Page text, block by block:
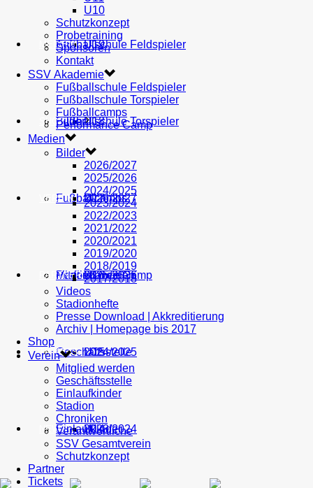
AH U19
U18
U17
U16
U15
U14
Fußballschule Feldspieler
Fußballschule Torspieler
Fußballcamps
Performance Camp
MEDIEN
Bilder
2026/2027
2025/2026
2024/2025
2023/2024
SHOP
VEREIN
Mitglied werden
Geschäftsstelle
Einlaufkinder
PARTNER
TICKETS
NEWS
U10
Schutzkonzept
Probetraining
Sponsoren
Kontakt
SSV Akademie
Fußballschule Feldspieler
Fußballschule Torspieler
Fußballcamps
Performance Camp
Medien
Bilder
2026/2027
2025/2026
2024/2025
2023/2024
2022/2023
2021/2022
2020/2021
2019/2020
2018/2019
2017/2018
Videos
Stadionhefte
Presse Download | Akkreditierung
Archiv | Homepage bis 2017
Shop
Verein
Mitglied werden
Geschäftsstelle
Einlaufkinder
Stadion
Chroniken
Verantwortliche
SSV Gesamtverein
Schutzkonzept
Partner
Tickets